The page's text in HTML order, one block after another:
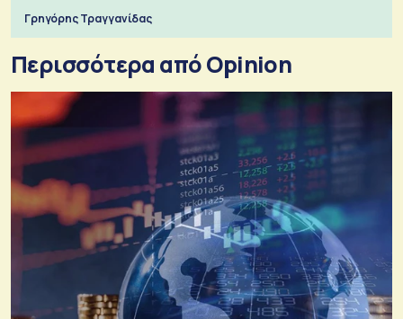
Γρηγόρης Τραγγανίδας
Περισσότερα από Opinion